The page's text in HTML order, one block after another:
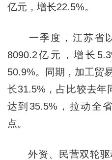
亿元，增长22.5%。
一季度，江苏省以
8090.2亿元，增长
50.9%。同期，加工贸
长31.5%，占比较去年
达到35.5%，拉动全
点。
外资、民营双轮驱